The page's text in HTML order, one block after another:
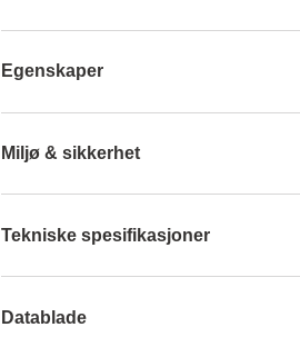
Egenskaper
Miljø & sikkerhet
Tekniske spesifikasjoner
Datablade